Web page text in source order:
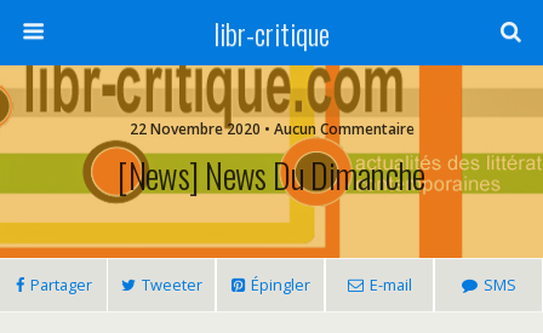
libr-critique
22 Novembre 2020 • Aucun Commentaire
[News] News Du Dimanche
Partager Tweeter Épingler E-mail SMS